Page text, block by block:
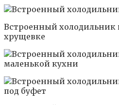
Встроенный холодильник
хрущевке